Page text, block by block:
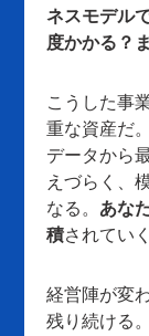
ネスモデル
度かかる？
こうした事
重な資産だ
データから
えづらく、
なる。 あな
積されていく
経営陣が変
残り続ける